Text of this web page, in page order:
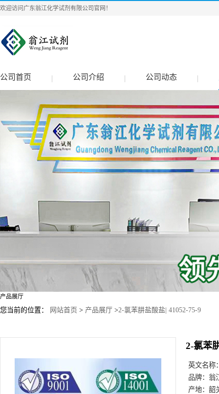
欢迎访问广东翁江化学试剂有限公司官网！
公司首页 公司介绍 公司动态
产品展厅
您当前的位置： 网站首页 > 产品展厅 >2-氯苯肼盐酸盐| 41052-75-9
2-氯苯
英文名称
品牌： 翁
产地： 韶